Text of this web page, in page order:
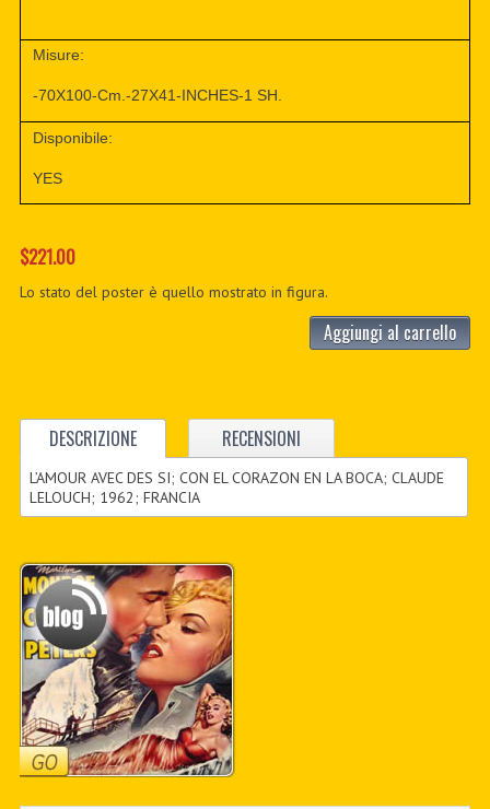
Misure:
-70X100-Cm.-27X41-INCHES-1 SH.
Disponibile:
YES
$221.00
Lo stato del poster è quello mostrato in figura.
Aggiungi al carrello
DESCRIZIONE RECENSIONI
L’AMOUR AVEC DES SI; CON EL CORAZON EN LA BOCA; CLAUDE
LELOUCH; 1962; FRANCIA